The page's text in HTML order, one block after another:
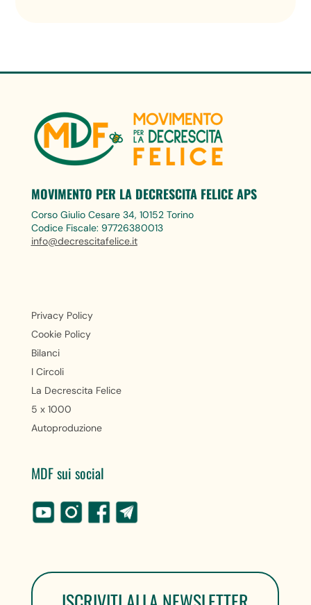
MOVIMENTO PER LA DECRESCITA FELICE APS
Corso Giulio Cesare 34, 10152 Torino
Codice Fiscale: 97726380013
info@decrescitafelice.it
Privacy Policy
Cookie Policy
Bilanci
I Circoli
La Decrescita Felice
5 x 1000
Autoproduzione
MDF sui social